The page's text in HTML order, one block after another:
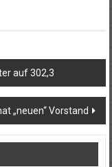
auf 302,3
„neuen“ Vorstand